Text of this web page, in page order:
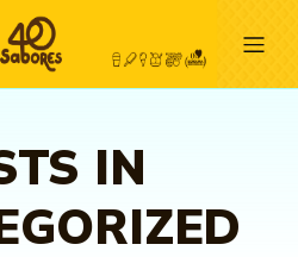
IN